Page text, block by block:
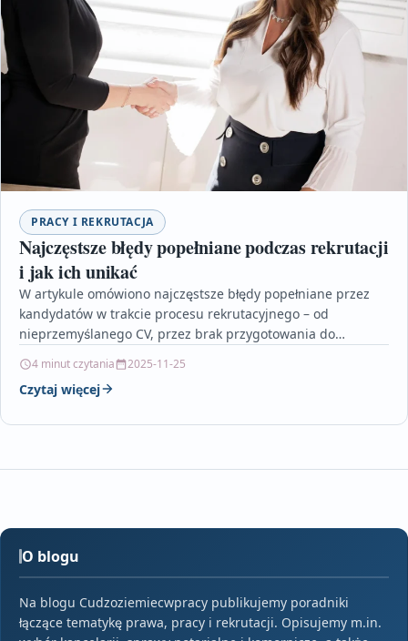
PRACY I REKRUTACJA
Najczęstsze błędy popełniane podczas rekrutacji
i jak ich unikać
W artykule omówiono najczęstsze błędy popełniane przez
kandydatów w trakcie procesu rekrutacyjnego – od
nieprzemyślanego CV, przez brak przygotowania do
4 minut czytania 2025-11-25
Czytaj więcej
O blogu
Na blogu Cudzoziemiecwpracy publikujemy poradniki
łączące tematykę prawa, pracy i rekrutacji. Opisujemy m.in.